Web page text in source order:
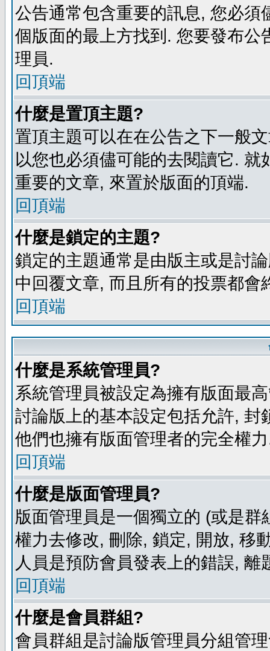
公告通常包含重要的訊息, 您必
個版面的最上方找到. 您要發布
理員.
回頂端
什麼是置頂主題?
置頂主題可以在在公告之下一般
以您也必須儘可能的去閱讀它.
重要的文章, 來置於版面的頂端.
回頂端
什麼是鎖定的主題?
鎖定的主題通常是由版主或是討
中回覆文章, 而且所有的投票都
回頂端
什麼是系統管理員?
系統管理員被設定為擁有版面最
討論版上的基本設定包括允許,
他們也擁有版面管理者的完全權
回頂端
什麼是版面管理員?
版面管理員是一個獨立的 (或是
權力去修改, 刪除, 鎖定, 開放, 移
人員是預防會員發表上的錯誤, 離
回頂端
什麼是會員群組?
會員群組是討論版管理員分組管